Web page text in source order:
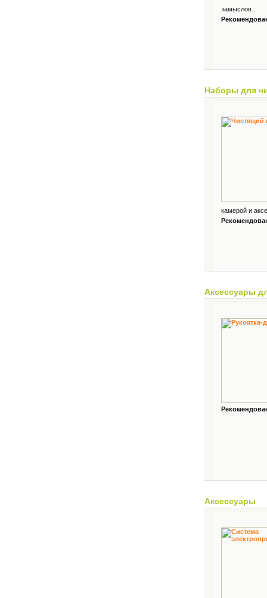
замыслов...
Наборы для
камерой и
Аксессуары
Аксессуары